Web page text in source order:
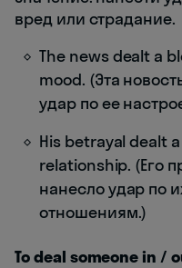
вред или страдание.
The news dealt a
mood. (Эта
удар по ее
His betrayal dealt
relationship. (Его
нанесло удар по
отношениям.)
To deal someone in /